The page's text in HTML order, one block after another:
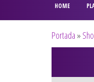
–
planchas,
rizadores,
maquinas
cepillos y
HOME
Portada »